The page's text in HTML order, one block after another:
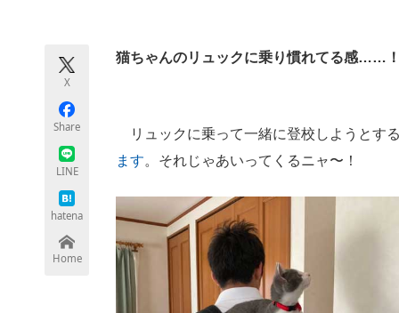
X
Share
LINE
hatena
Home
猫ちゃんのリュックに乗り慣れてる感……
リュックに乗って一緒に登校しようとす
ます。それじゃあいってくるニャ〜！